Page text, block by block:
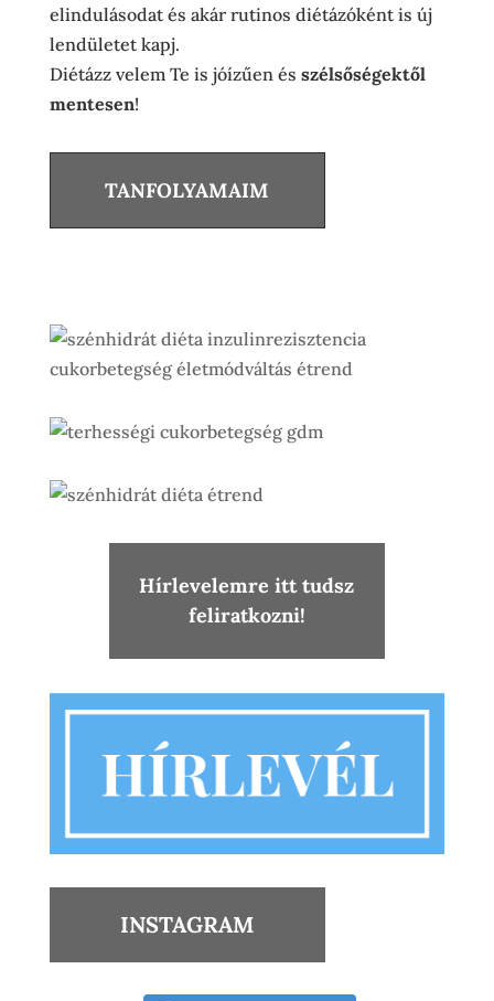
elindulásodat és akár rutinos diétázóként is új
lendületet kapj.
Diétázz velem Te is jóízűen és szélsőségektől
mentesen!
TANFOLYAMAIM
Hírlevelemre itt tudsz
feliratkozni!
INSTAGRAM